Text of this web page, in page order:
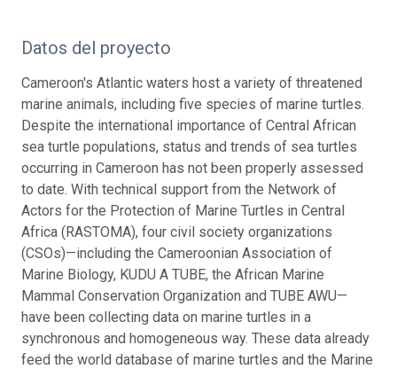
Datos del proyecto
Cameroon's Atlantic waters host a variety of threatened
marine animals, including five species of marine turtles.
Despite the international importance of Central African
sea turtle populations, status and trends of sea turtles
occurring in Cameroon has not been properly assessed
to date. With technical support from the Network of
Actors for the Protection of Marine Turtles in Central
Africa (RASTOMA), four civil society organizations
(CSOs)—including the Cameroonian Association of
Marine Biology, KUDU A TUBE, the African Marine
Mammal Conservation Organization and TUBE AWU—
have been collecting data on marine turtles in a
synchronous and homogeneous way. These data already
feed the world database of marine turtles and the Marine